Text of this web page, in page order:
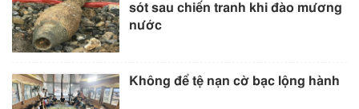
sót sau chiến tranh khi đào mương
nước
Không để tệ nạn cờ bạc lộng hành